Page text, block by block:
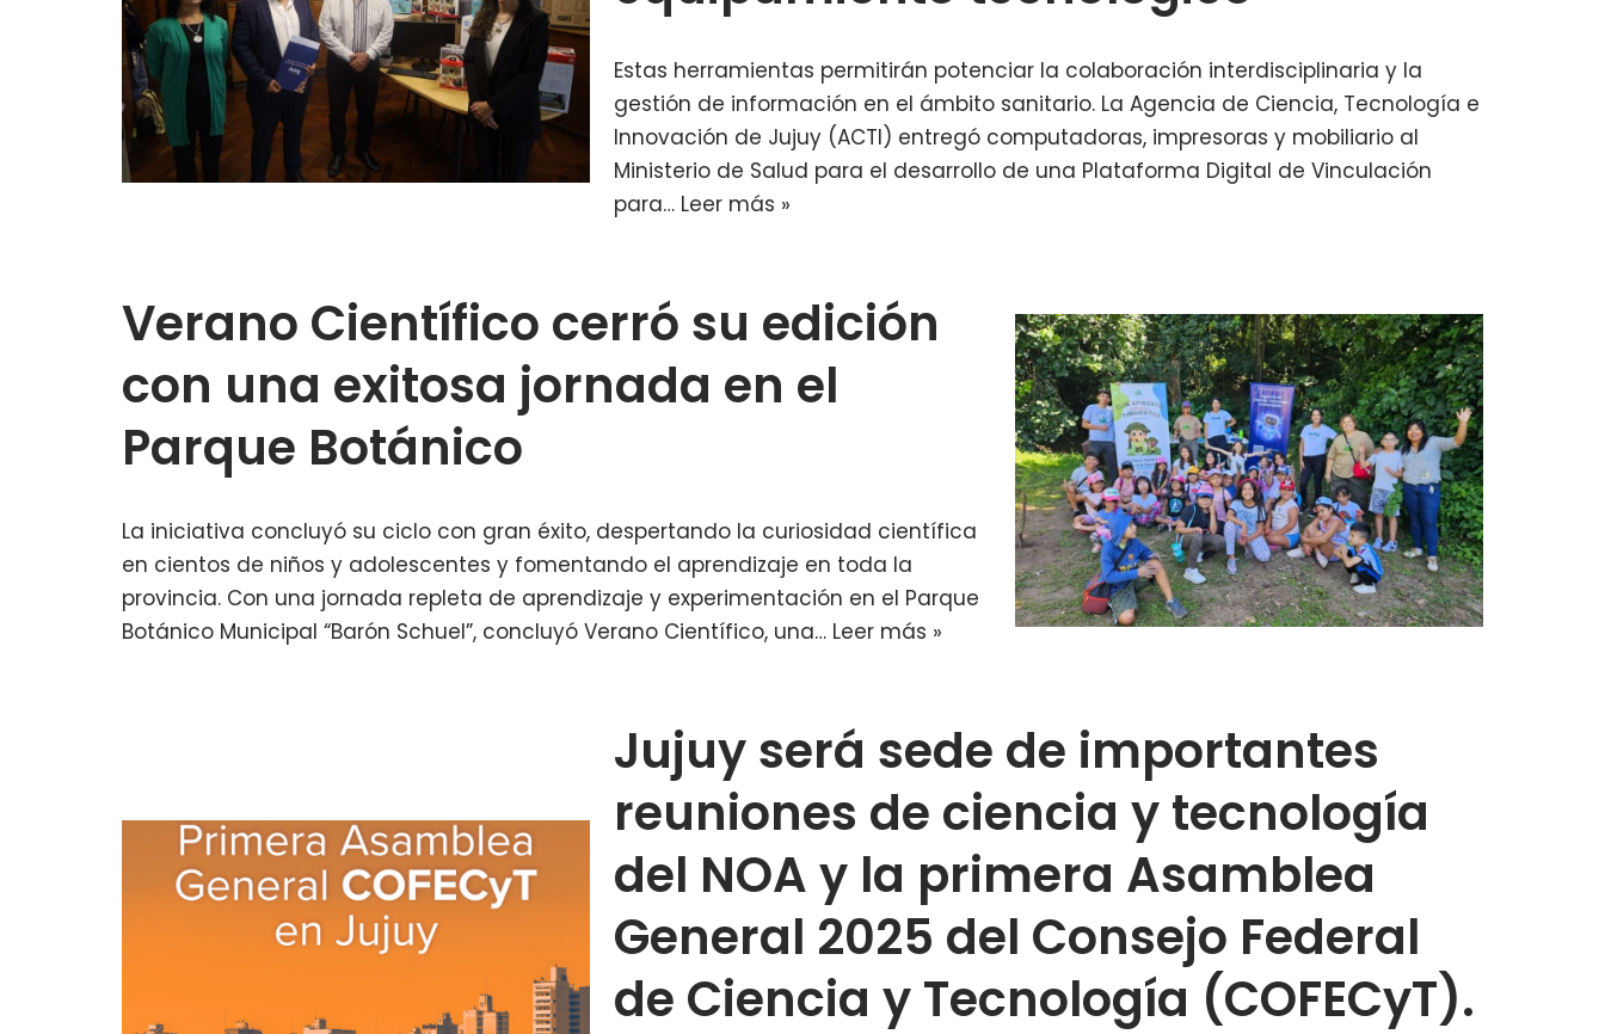
Estas herramientas permitirán potenciar la colaboración interdisciplinaria y la
gestión de información en el ámbito sanitario. La Agencia de Ciencia, Tecnología e
Innovación de Jujuy (ACTI) entregó computadoras, impresoras y mobiliario al
Ministerio de Salud para el desarrollo de una Plataforma Digital de Vinculación
para… Leer más »
Verano Científico cerró su edición
con una exitosa jornada en el
Parque Botánico
La iniciativa concluyó su ciclo con gran éxito, despertando la curiosidad científica
en cientos de niños y adolescentes y fomentando el aprendizaje en toda la
provincia. Con una jornada repleta de aprendizaje y experimentación en el Parque
Botánico Municipal “Barón Schuel”, concluyó Verano Científico, una… Leer más »
Jujuy será sede de importantes
reuniones de ciencia y tecnología
del NOA y la primera Asamblea
General 2025 del Consejo Federal
de Ciencia y Tecnología (COFECyT).